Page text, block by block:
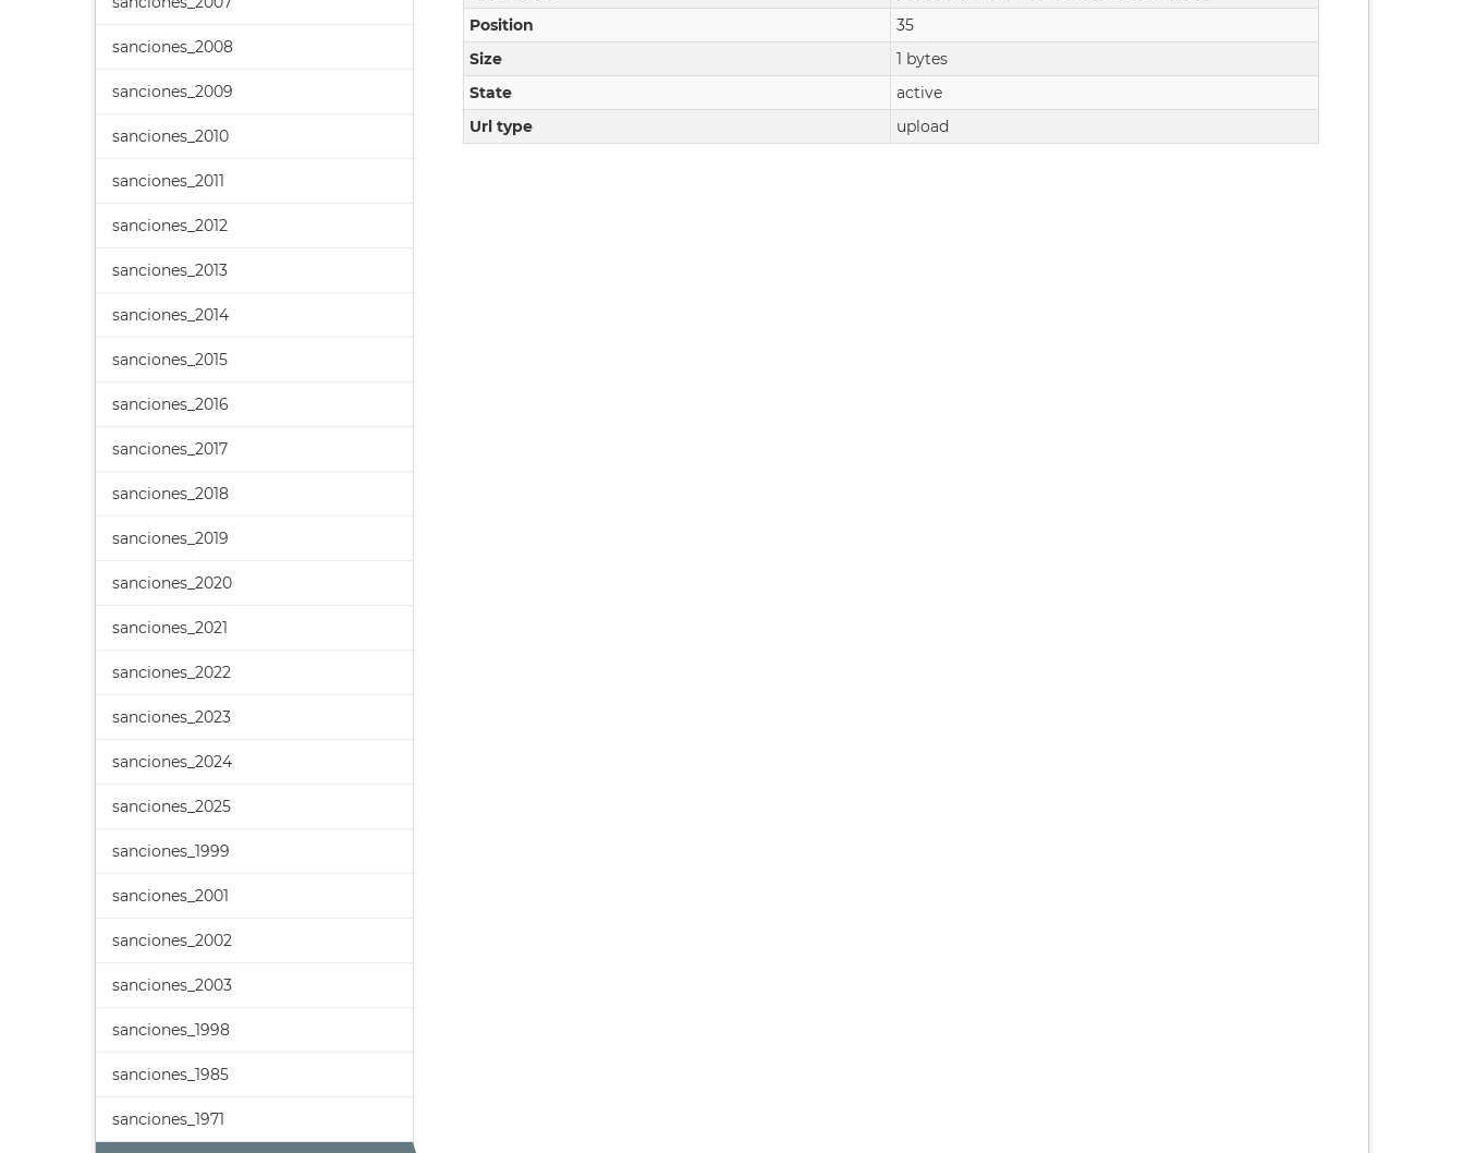
sanciones_2008
sanciones_2009
sanciones_2010
sanciones_2011
sanciones_2012
sanciones_2013
sanciones_2014
sanciones_2015
sanciones_2016
sanciones_2017
sanciones_2018
sanciones_2019
sanciones_2020
sanciones_2021
sanciones_2022
sanciones_2023
sanciones_2024
sanciones_2025
sanciones_1999
sanciones_2001
sanciones_2002
sanciones_2003
sanciones_1998
sanciones_1985
sanciones_1971
Position
35
Size
1 bytes
State
active
Url type
upload